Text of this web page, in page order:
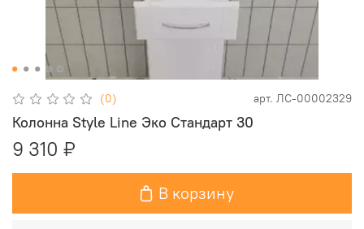
(0) арт. ЛС-00002329
Колонна Style Line Эко Стандарт 30
9 310 ₽
В корзину